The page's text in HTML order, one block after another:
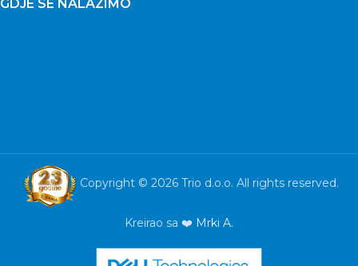
GDJE SE NALAZIMO
Copyright © 2026 Trio d.o.o. All rights reserved.
Kreirao sa ❤️ Mrki A.